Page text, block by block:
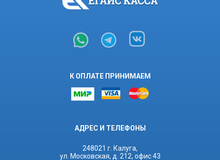
К ОПЛАТЕ ПРИНИМАЕМ
АДРЕС И ТЕЛЕФОНЫ
248021 г. Калуга,
ул. Московская, д. 212, офис 43